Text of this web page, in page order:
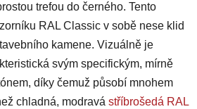
trefou do černého. Tento
RAL Classic v sobě nese klid
kamene. Vizuálně je
svým specifickým, mírně
díky čemuž působí mnohem
chladná, modravá stříbrošedá RAL